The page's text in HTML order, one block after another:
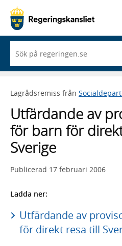
du
börjar
skriva
framträder
lista
med
sökförslag
Lagrådsremiss från
Utfärdande av
för barn för
Sverige
Publicerad 17 februari 2006
Ladda ner:
Utfärdande av
för direkt resa till